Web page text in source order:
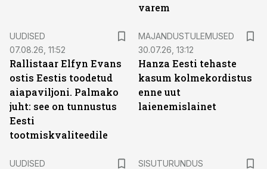
varem
UUDISED
07.08.26, 11:52
Rallistaar Elfyn Evans
ostis Eestis toodetud
aiapaviljoni. Palmako
juht: see on tunnustus
Eesti
tootmiskvaliteedile
MAJANDUSTULEMUSED
30.07.26, 13:12
Hanza Eesti tehaste
kasum kolmekordistus
enne uut
laienemislainet
UUDISED
SISUTURUNDUS